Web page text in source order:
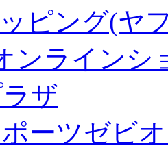
ピング(ヤ
ンラインシ
ザ
ーツゼビ